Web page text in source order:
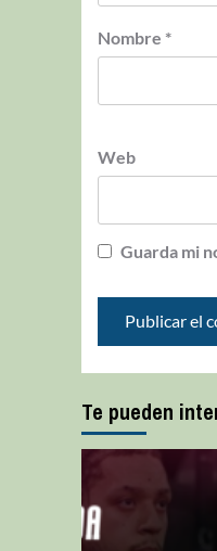
Nombre *
Web
Guarda mi
Te pueden